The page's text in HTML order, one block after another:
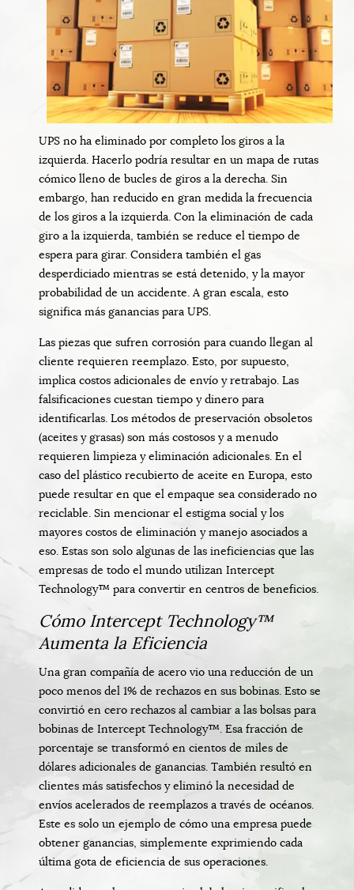
UPS no ha eliminado por completo los giros a la
izquierda. Hacerlo podría resultar en un mapa de rutas
cómico lleno de bucles de giros a la derecha. Sin
embargo, han reducido en gran medida la frecuencia
de los giros a la izquierda. Con la eliminación de cada
giro a la izquierda, también se reduce el tiempo de
espera para girar. Considera también el gas
desperdiciado mientras se está detenido, y la mayor
probabilidad de un accidente. A gran escala, esto
significa más ganancias para UPS.
Las piezas que sufren corrosión para cuando llegan al
cliente requieren reemplazo. Esto, por supuesto,
implica costos adicionales de envío y retrabajo. Las
falsificaciones cuestan tiempo y dinero para
identificarlas. Los métodos de preservación obsoletos
(aceites y grasas) son más costosos y a menudo
requieren limpieza y eliminación adicionales. En el
caso del plástico recubierto de aceite en Europa, esto
puede resultar en que el empaque sea considerado no
reciclable. Sin mencionar el estigma social y los
mayores costos de eliminación y manejo asociados a
eso. Estas son solo algunas de las ineficiencias que las
empresas de todo el mundo utilizan Intercept
Technology™ para convertir en centros de beneficios.
Cómo Intercept Technology™
Aumenta la Eficiencia
Una gran compañía de acero vio una reducción de un
poco menos del 1% de rechazos en sus bobinas. Esto se
convirtió en cero rechazos al cambiar a las bolsas para
bobinas de Intercept Technology™. Esa fracción de
porcentaje se transformó en cientos de miles de
dólares adicionales de ganancias. También resultó en
clientes más satisfechos y eliminó la necesidad de
envíos acelerados de reemplazos a través de océanos.
Este es solo un ejemplo de cómo una empresa puede
obtener ganancias, simplemente exprimiendo cada
última gota de eficiencia de sus operaciones.